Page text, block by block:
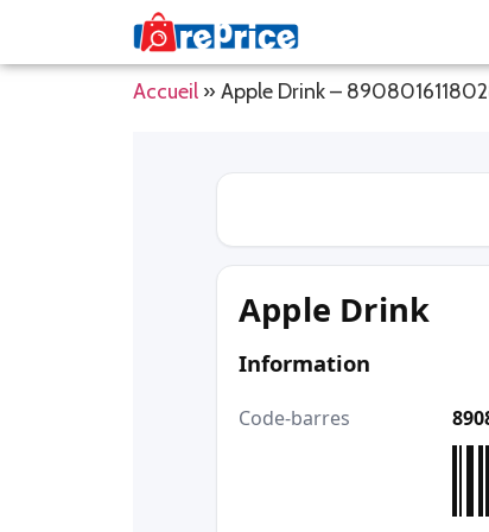
Accueil » Apple Drink –
Apple Drink
Information
Code-barres